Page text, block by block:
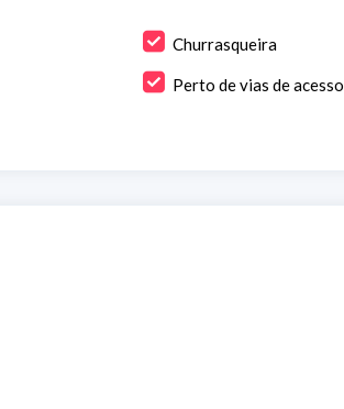
Churrasqueira
Perto de vias de acesso